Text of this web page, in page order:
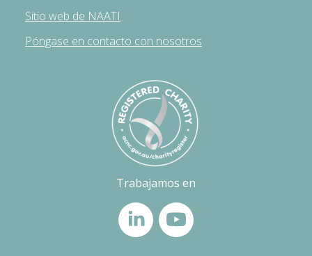
Sitio web de NAATI
Póngase en contacto con nosotros
Trabajamos en